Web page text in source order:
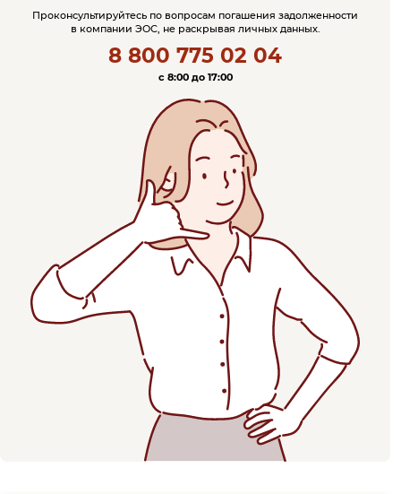
Проконсультируйтесь по вопросам погашения задолженности
в компании ЭОС, не раскрывая личных данных.
8 800 775 02 04
c 8:00 до 17:00